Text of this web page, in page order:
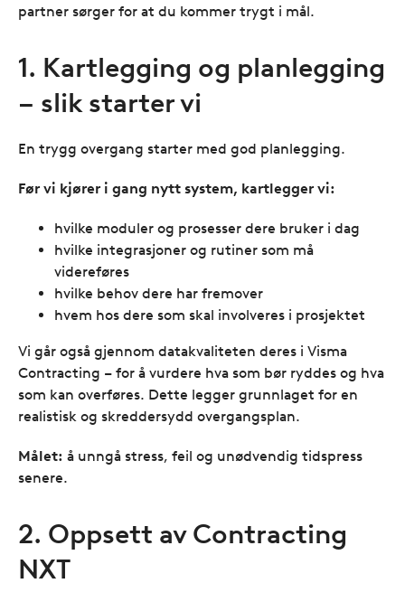
partner sørger for at du kommer trygt i mål.
1. Kartlegging og planlegging
– slik starter vi
En trygg overgang starter med god planlegging.
Før vi kjører i gang nytt system, kartlegger vi:
hvilke moduler og prosesser dere bruker i dag
hvilke integrasjoner og rutiner som må
videreføres
hvilke behov dere har fremover
hvem hos dere som skal involveres i prosjektet
Vi går også gjennom datakvaliteten deres i Visma
Contracting – for å vurdere hva som bør ryddes og hva
som kan overføres. Dette legger grunnlaget for en
realistisk og skreddersydd overgangsplan.
Målet: å unngå stress, feil og unødvendig tidspress
senere.
2. Oppsett av Contracting
NXT